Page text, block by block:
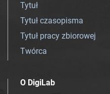
Tytuł
Tytuł czasopisma
Tytuł pracy zbiorowej
Twórca
O DigiLab